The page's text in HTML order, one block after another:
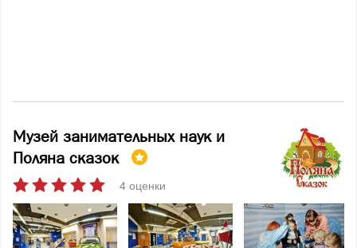
Музей занимательных наук и
Поляна сказок
4 оценки